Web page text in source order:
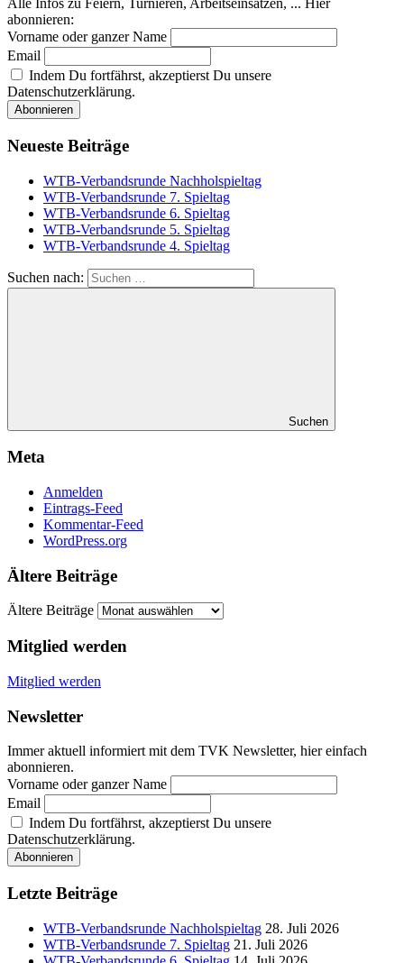
Alle Infos zu Feiern, Turnieren, Arbeitseinsätzen, ... Hier
abonnieren:
Vorname oder ganzer Name
Email
Indem Du fortfährst, akzeptierst Du unsere
Datenschutzerklärung.
Neueste Beiträge
WTB-Verbandsrunde Nachholspieltag
WTB-Verbandsrunde 7. Spieltag
WTB-Verbandsrunde 6. Spieltag
WTB-Verbandsrunde 5. Spieltag
WTB-Verbandsrunde 4. Spieltag
Suchen nach:
Suchen
Meta
Anmelden
Eintrags-Feed
Kommentar-Feed
WordPress.org
Ältere Beiträge
Ältere Beiträge
Mitglied werden
Mitglied werden
Newsletter
Immer aktuell informiert mit dem TVK Newsletter, hier einfach
abonnieren.
Vorname oder ganzer Name
Email
Indem Du fortfährst, akzeptierst Du unsere
Datenschutzerklärung.
Letzte Beiträge
WTB-Verbandsrunde Nachholspieltag 28. Juli 2026
WTB-Verbandsrunde 7. Spieltag 21. Juli 2026